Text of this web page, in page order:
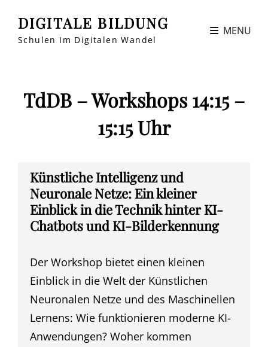
DIGITALE BILDUNG
Schulen Im Digitalen Wandel
MENU
TdDB – Workshops 14:15 –
15:15 Uhr
Künstliche Intelligenz und
Neuronale Netze: Ein kleiner
Einblick in die Technik hinter KI-
Chatbots und KI-Bilderkennung
Der Workshop bietet einen kleinen
Einblick in die Welt der Künstlichen
Neuronalen Netze und des Maschinellen
Lernens: Wie funktionieren moderne KI-
Anwendungen? Woher kommen